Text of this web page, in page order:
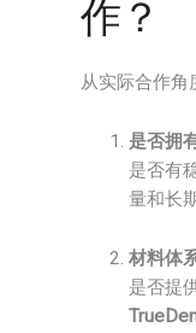
作？
从实际合作角
是否拥
是否有
量和长
材料体
是否提